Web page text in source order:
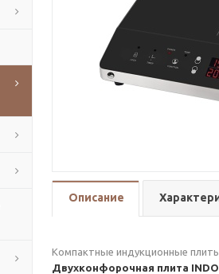
Описание
Компактные индукционные
Двухконфорочная плита